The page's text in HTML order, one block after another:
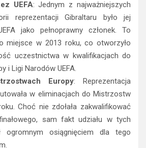
UEFA: Jednym z najważniejszych
reprezentacji Gibraltaru było jej
jako pełnoprawny członek. To
miejsce w 2013 roku, co otworzyło
uczestnictwa w kwalifikacjach do
i Ligi Narodów UEFA.
Europy: Reprezentacja
w eliminacjach do Mistrzostw
Choć nie zdołała zakwalifikować
sam fakt udziału w tych
ogromnym osiągnięciem dla tego